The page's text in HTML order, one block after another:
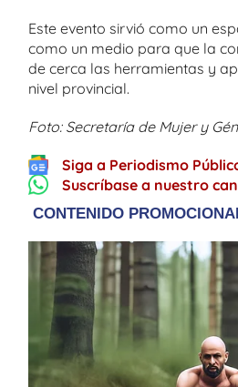
Este evento sirvió como un
como un medio para que la
de cerca las herramientas y
nivel provincial.
Foto: Secretaría de Mujer y
Siga a Periodismo
Suscríbase a nuestro